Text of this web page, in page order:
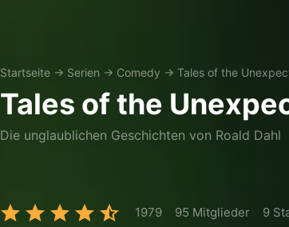
Startseite → Serien → Comedy → Tales of the
Tales of the
Die unglaublichen Geschichten von Roald Dahl
1979 95 Mitglieder 9